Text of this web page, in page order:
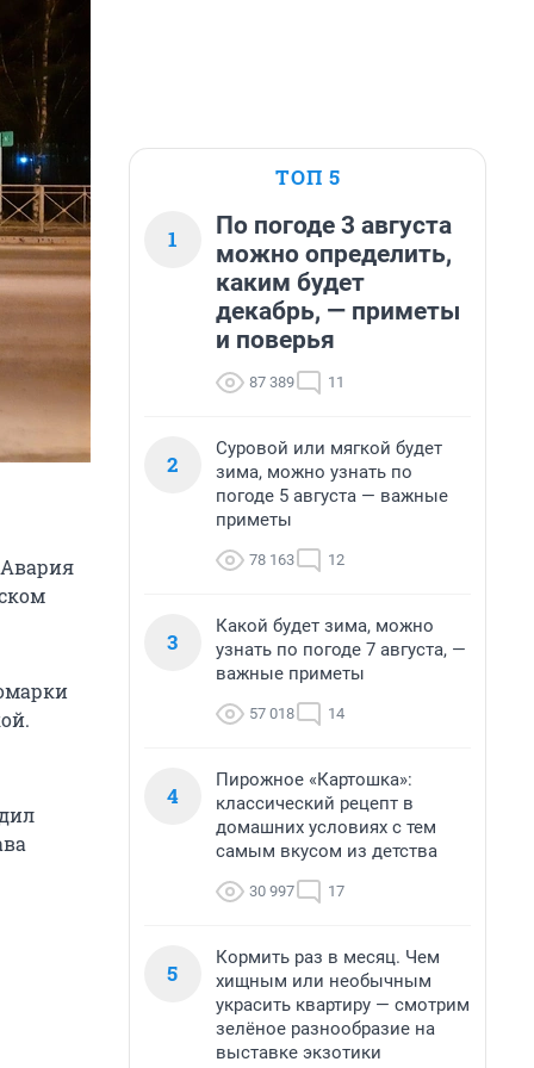
ТОП 5
1
По погоде 3 августа
можно определить,
каким будет
декабрь, — приметы
и поверья
87 389 11
2
Суровой или мягкой будет
зима, можно узнать по
погоде 5 августа — важные
приметы
78 163 12
3
Какой будет зима, можно
узнать по погоде 7 августа, —
важные приметы
57 018 14
4
Пирожное «Картошка»:
классический рецепт в
домашних условиях с тем
самым вкусом из детства
30 997 17
5
Кормить раз в месяц. Чем
хищным или необычным
украсить квартиру — смотрим
зелёное разнообразие на
выставке экзотики